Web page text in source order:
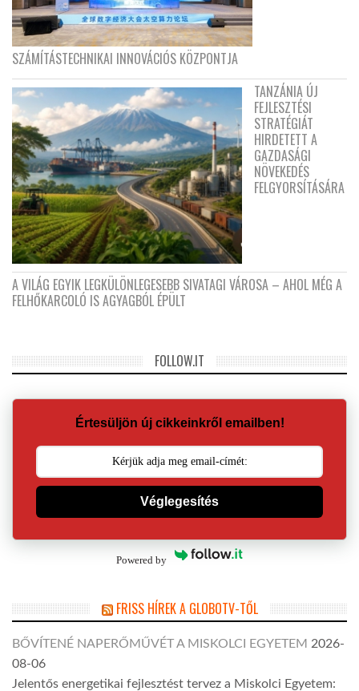
SZÁMÍTÁSTECHNIKAI INNOVÁCIÓS KÖZPONTJA
TANZÁNIA ÚJ
FEJLESZTÉSI
STRATÉGIÁT
HIRDETETT A
GAZDASÁGI
NÖVEKEDÉS
FELGYORSÍTÁSÁRA
A VILÁG EGYIK LEGKÜLÖNLEGESEBB SIVATAGI VÁROSA – AHOL MÉG A
FELHŐKARCOLÓ IS AGYAGBÓL ÉPÜLT
FOLLOW.IT
Értesüljön új cikkeinkről emailben!
Véglegesítés
Powered by
FRISS HÍREK A GLOBOTV-TŐL
BŐVÍTENÉ NAPERŐMŰVÉT A MISKOLCI EGYETEM 2026-
08-06
Jelentős energetikai fejlesztést tervez a Miskolci Egyetem: